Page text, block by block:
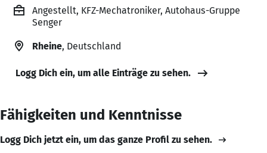
Angestellt, KFZ-Mechatroniker, Autohaus-Gruppe
Senger
Rheine, Deutschland
Logg Dich ein, um alle Einträge zu sehen.
Fähigkeiten und Kenntnisse
Logg Dich jetzt ein, um das ganze Profil zu sehen.